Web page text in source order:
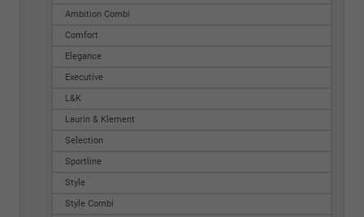
Ambition Combi
Comfort
Elegance
Executive
L&K
Laurin & Klement
Selection
Sportline
Style
Style Combi